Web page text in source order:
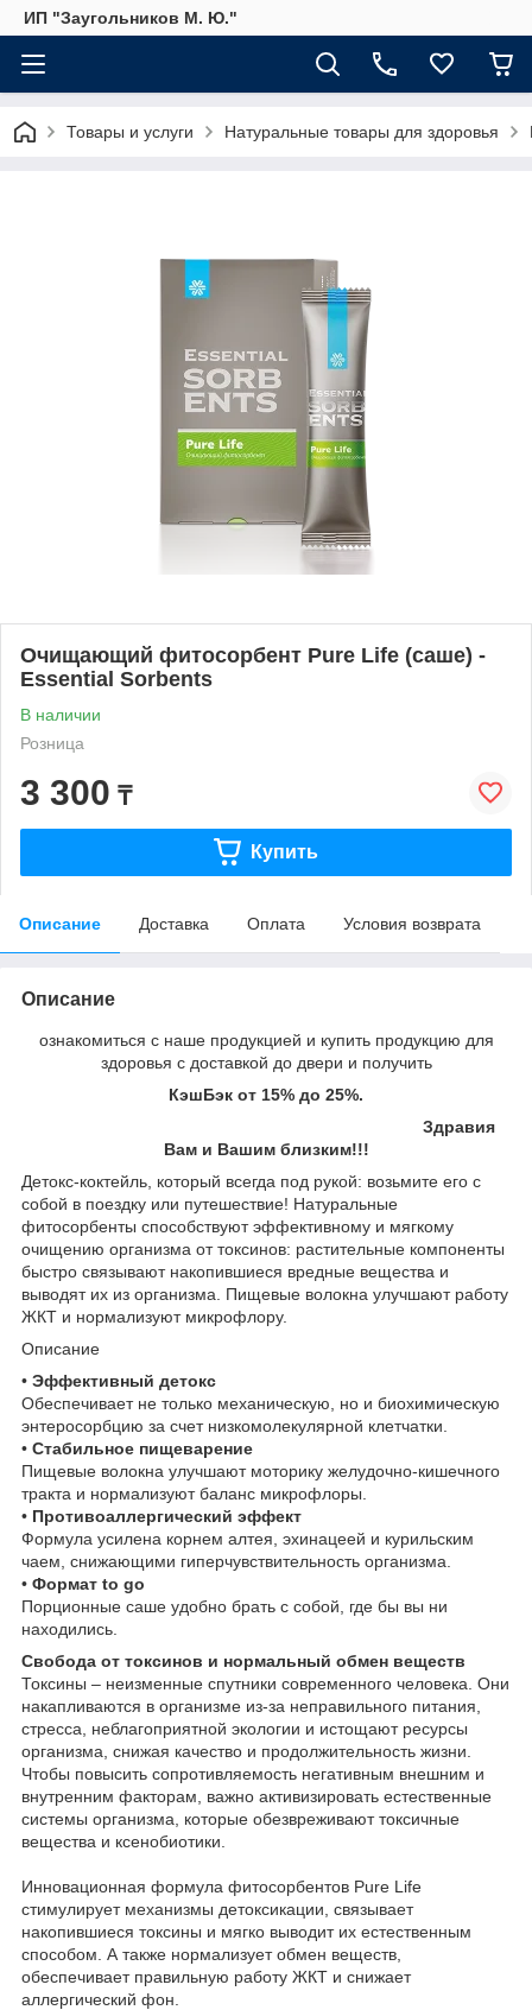
ИП "Заугольников М. Ю."
Товары и услуги Натуральные товары для здоровья
Очищающий фитосорбент Pure Life (саше) -
Essential Sorbents
В наличии
Розница
3 300 ₸
Купить
Описание Доставка Оплата Условия возврата
Описание
ознакомиться с наше продукцией и купить продукцию для
здоровья с доставкой до двери и получить
КэшБэк от 15% до 25%.
Здравия
Вам и Вашим близким!!!
Детокс-коктейль, который всегда под рукой: возьмите его с
собой в поездку или путешествие! Натуральные
фитосорбенты способствуют эффективному и мягкому
очищению организма от токсинов: растительные компоненты
быстро связывают накопившиеся вредные вещества и
выводят их из организма. Пищевые волокна улучшают работу
ЖКТ и нормализуют микрофлору.
Описание
• Эффективный детокс
Обеспечивает не только механическую, но и биохимическую
энтеросорбцию за счет низкомолекулярной клетчатки.
• Стабильное пищеварение
Пищевые волокна улучшают моторику желудочно-кишечного
тракта и нормализуют баланс микрофлоры.
• Противоаллергический эффект
Формула усилена корнем алтея, эхинацеей и курильским
чаем, снижающими гиперчувствительность организма.
• Формат to go
Порционные саше удобно брать с собой, где бы вы ни
находились.
Свобода от токсинов и нормальный обмен веществ
Токсины – неизменные спутники современного человека. Они
накапливаются в организме из-за неправильного питания,
стресса, неблагоприятной экологии и истощают ресурсы
организма, снижая качество и продолжительность жизни.
Чтобы повысить сопротивляемость негативным внешним и
внутренним факторам, важно активизировать естественные
системы организма, которые обезвреживают токсичные
вещества и ксенобиотики.
Инновационная формула фитосорбентов Pure Life
стимулирует механизмы детоксикации, связывает
накопившиеся токсины и мягко выводит их естественным
способом. А также нормализует обмен веществ,
обеспечивает правильную работу ЖКТ и снижает
аллергический фон.